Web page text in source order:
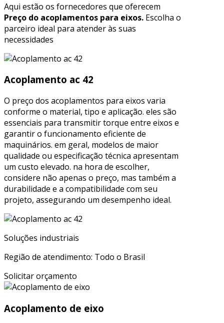
Aqui estão os fornecedores que oferecem
Preço do acoplamentos para eixos. Escolha o
parceiro ideal para atender às suas
necessidades
Acoplamento ac 42
O preço dos acoplamentos para eixos varia
conforme o material, tipo e aplicação. eles são
essenciais para transmitir torque entre eixos e
garantir o funcionamento eficiente de
maquinários. em geral, modelos de maior
qualidade ou especificação técnica apresentam
um custo elevado. na hora de escolher,
considere não apenas o preço, mas também a
durabilidade e a compatibilidade com seu
projeto, assegurando um desempenho ideal.
Soluções industriais
Região de atendimento: Todo o Brasil
Solicitar orçamento
Acoplamento de eixo